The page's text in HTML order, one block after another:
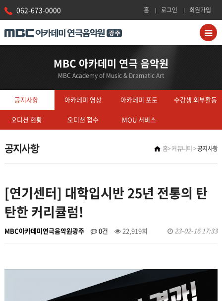
062-673-0000 홈 로그인 회원가입
MBC 아카데미 연극 음악원
MBC Academy of Music & Dramatic Art
공지사항 아카데미 영상 아카데미 포토 수강생 외부활동
오디션 현황 오디션 접수 MOU 서비스
공지사항 홈 커뮤니티 공지사항
[연기센터] 대학입시반 25년 전통의 탄
탄한 커리큘럼!
MBC아카데미연극음악원광주 0건 22,919회 23-02-16 17:33